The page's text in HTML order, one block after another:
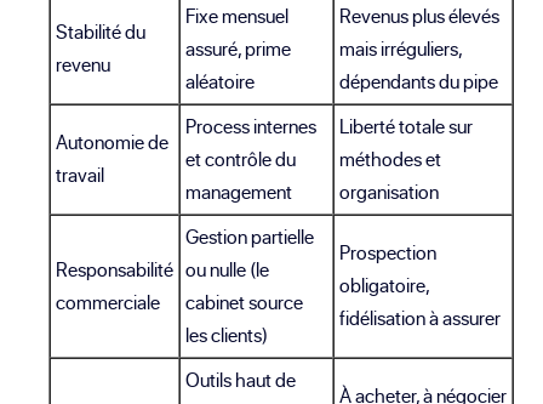
Stabilité du
revenu
Fixe mensuel
assuré, prime
aléatoire
Revenus plus élevés
mais irréguliers,
dépendants du pipe
Autonomie de
travail
Process internes
et contrôle du
management
Liberté totale sur
méthodes et
organisation
Responsabilité
commerciale
Gestion partielle
ou nulle (le
cabinet source
les clients)
Prospection
obligatoire,
fidélisation à assurer
Outils haut de
À acheter, à négocier